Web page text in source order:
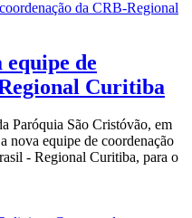
equipe de
Curitiba
Paróquia São Cristóvão, em
nova equipe de coordenação
- Regional Curitiba, para o